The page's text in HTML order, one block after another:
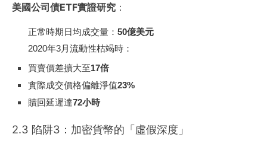
美國公司債ETF實證研究 ：
正常時期日均成交量：50億美元
2020年3月流動性枯竭時：
買賣價差擴大至17倍
實際成交價格偏離淨值23%
贖回延遲達72小時
2.3 陷阱3：加密貨幣的「虛假深度」